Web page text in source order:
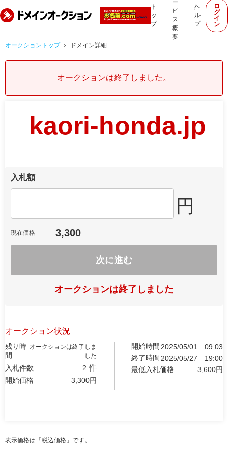
ト
ッ
プ
ー
ビ
ス
概
要
ヘ
ル
プ
ロ
グ
イ
ン
オークショントップ ドメイン詳細
オークションは終了しました。
kaori-honda.jp
入札額
円
現在価格 3,300
次に進む
オークションは終了しました
オークション状況
残り時
間
オークションは終了しま
した
入札件数 2 件
開始価格 3,300円
開始時間 2025/05/01
09:03
終了時間 2025/05/27
19:00
最低入札価格
3,600円
表示価格は「税込価格」です。